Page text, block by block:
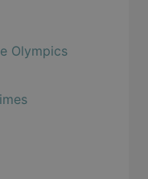
Olympics